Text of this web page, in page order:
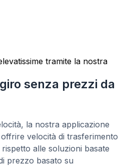
tramite la nostra
senza prezzi da
la nostra applicazione
velocità di trasferimento
alle soluzioni basate
prezzo basato su